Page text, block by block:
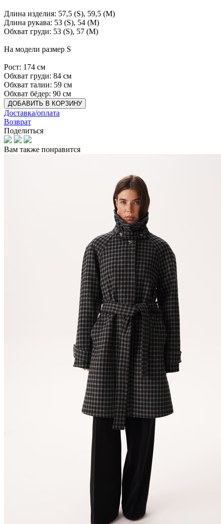
Длина изделия: 57,5 (S), 59,5 (M)
Длина рукава: 53 (S), 54 (M)
Обхват груди: 53 (S), 57 (M)
На модели размер S
Рост: 174 см
Обхват груди: 84 см
Обхват талии: 59 см
Обхват бёдер: 90 см
ДОБАВИТЬ В КОРЗИНУ
Доставка/оплата
Возврат
Поделиться
Вам также понравится